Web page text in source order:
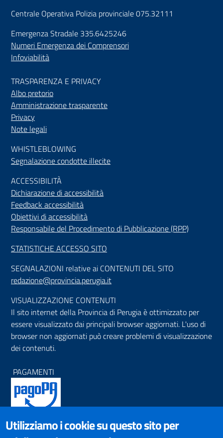
Centrale Operativa Polizia provinciale 075.32111
Emergenza Stradale 335.6425246
Numeri Emergenza dei Comprensori
Infoviabilità
TRASPARENZA E PRIVACY
Albo pretorio
Amministrazione trasparente
Privacy
Note legali
WHISTLEBLOWING
Segnalazione condotte illecite
ACCESSIBILITÀ
Dichiarazione di accessibilità
Feedback accessibilità
Obiettivi di accessibilità
Responsabile del Procedimento di Pubblicazione (RPP)
STATISTICHE ACCESSO SITO
SEGNALAZIONI relative ai CONTENUTI DEL SITO
redazione@provincia.perugia.it
VISUALIZZAZIONE CONTENUTI
Il sito internet della Provincia di Perugia è ottimizzato per
essere visualizzato dai principali browser aggiornati. L'uso di
browser non aggiornati può creare problemi di visualizzazione
dei contenuti.
PAGAMENTI
SOCIAL NETWORKS
Utilizziamo i cookie su questo sito per